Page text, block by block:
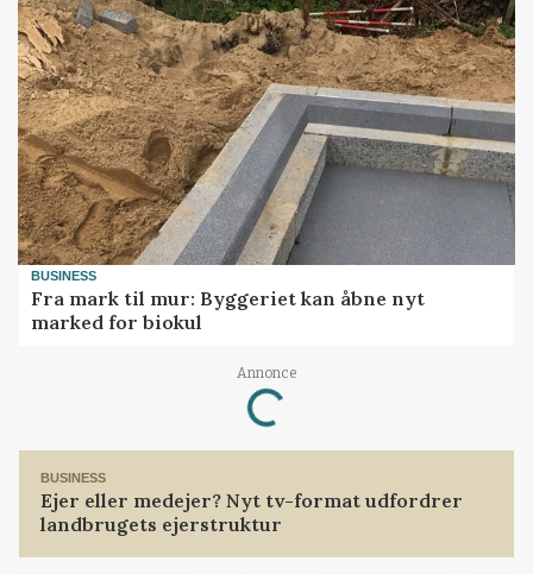
BUSINESS
Fra mark til mur: Byggeriet kan åbne nyt
marked for biokul
Annonce
Loading...
BUSINESS
Ejer eller medejer? Nyt tv-format udfordrer
landbrugets ejerstruktur